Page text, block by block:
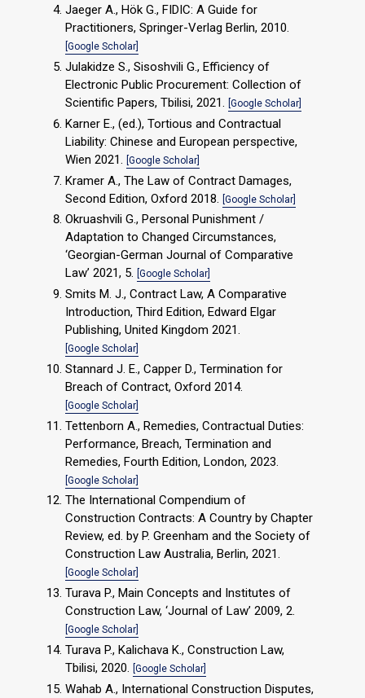
Jaeger A., Hök G., FIDIC: A Guide for
Practitioners, Springer-Verlag Berlin, 2010.
[Google Scholar]
Julakidze S., Sisoshvili G., Efficiency of
Electronic Public Procurement: Collection of
Scientific Papers, Tbilisi, 2021. [Google Scholar]
Karner E., (ed.), Tortious and Contractual
Liability: Chinese and European perspective,
Wien 2021. [Google Scholar]
Kramer A., The Law of Contract Damages,
Second Edition, Oxford 2018. [Google Scholar]
Okruashvili G., Personal Punishment /
Adaptation to Changed Circumstances,
‘Georgian-German Journal of Comparative
Law’ 2021, 5. [Google Scholar]
Smits M. J., Contract Law, A Comparative
Introduction, Third Edition, Edward Elgar
Publishing, United Kingdom 2021.
[Google Scholar]
Stannard J. E., Capper D., Termination for
Breach of Contract, Oxford 2014.
[Google Scholar]
Tettenborn A., Remedies, Contractual Duties:
Performance, Breach, Termination and
Remedies, Fourth Edition, London, 2023.
[Google Scholar]
The International Compendium of
Construction Contracts: A Country by Chapter
Review, ed. by P. Greenham and the Society of
Construction Law Australia, Berlin, 2021.
[Google Scholar]
Turava P., Main Concepts and Institutes of
Construction Law, ‘Journal of Law’ 2009, 2.
[Google Scholar]
Turava P., Kalichava K., Construction Law,
Tbilisi, 2020. [Google Scholar]
Wahab A., International Construction Disputes,